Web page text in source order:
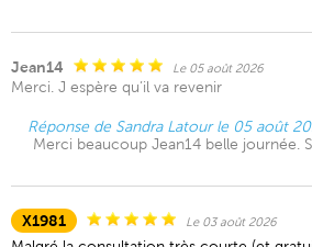
Jean14 Le 05 août 2026
Merci. J espère qu’il va revenir
Réponse de Sandra Latour le 05 août
Merci beaucoup Jean14 belle journée.
X1981 Le 03 août 2026